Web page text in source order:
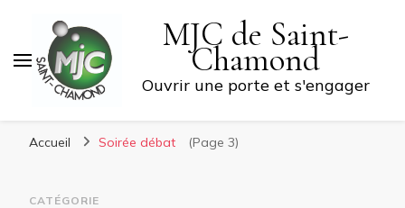
MJC de Saint-
Chamond
Ouvrir une porte et s'engager
Accueil Soirée débat (Page 3)
CATÉGORIE